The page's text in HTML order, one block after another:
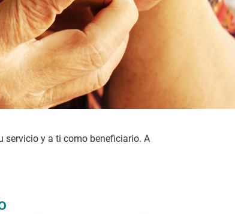
servicio y a ti como beneficiario. A